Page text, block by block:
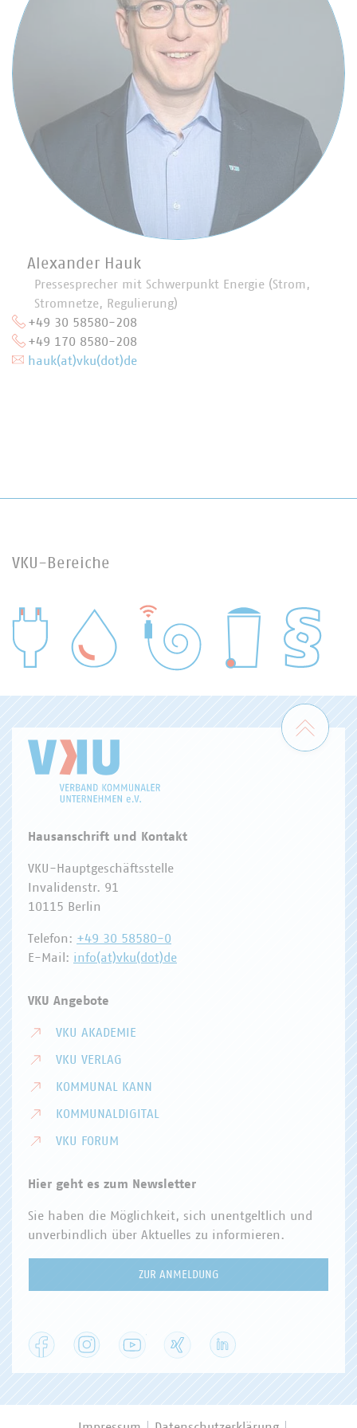
Alexander Hauk
Pressesprecher mit Schwerpunkt Energie (Strom,
Stromnetze, Regulierung)
+49 30 58580-208
+49 170 8580-208
hauk(at)vku(dot)de
VKU-Bereiche
WASSER/ABWASSER
Zum
Hausanschrift und Kontakt
VKU-Hauptgeschäftsstelle
Invalidenstr. 91
10115 Berlin
Telefon: +49 30 58580-0
E-Mail: info(at)vku(dot)de
VKU Angebote
VKU AKADEMIE
VKU VERLAG
KOMMUNAL KANN
KOMMUNALDIGITAL
VKU FORUM
Hier geht es zum Newsletter
Sie haben die Möglichkeit, sich unentgeltlich und
unverbindlich über Aktuelles zu informieren.
ZUR ANMELDUNG
Facebook Instagram YouTube